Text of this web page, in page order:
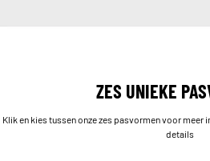
ZES UNIEKE
Klik en kies tussen onze zes pasvormen voor meer
details